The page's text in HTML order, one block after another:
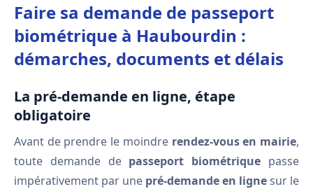
Faire sa demande de passeport
biométrique à Haubourdin :
démarches, documents et délais
La pré-demande en ligne, étape
obligatoire
Avant de prendre le moindre rendez-vous en mairie,
toute demande de passeport biométrique passe
impérativement par une pré-demande en lignesur le